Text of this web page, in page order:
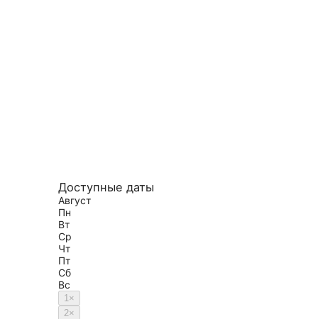
Доступные даты
Август
Пн
Вт
Ср
Чт
Пт
Сб
Вс
1×
2×